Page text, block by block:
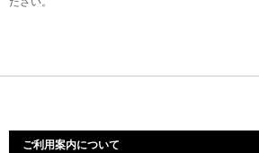
ご利用案内について